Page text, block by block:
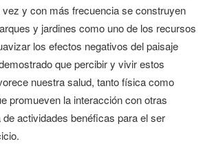
y con más frecuencia se construyen
y jardines como uno de los recursos
los efectos negativos del paisaje
que percibir y vivir estos
nuestra salud, tanto física como
promueven la interacción con otras
actividades benéficas para el ser